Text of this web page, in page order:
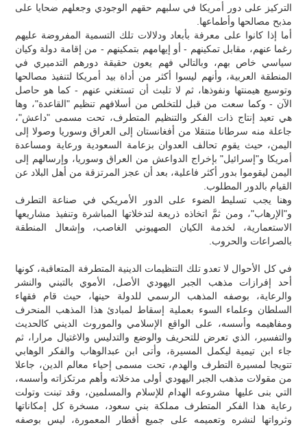
التركيز على دور أمريكا في سلبهم حقهم الوجودي وجعلهم ضحايا على
مذبح مصالحها وأطماعها.
أما إذا كانوا على معرفة بأبعاد ودلالات تلك التسمية المفروضة عليهم
رغما عنهم، مقابل تمكينهم - أو إيهامهم بتمكينهم - من إقامة دولة وكيان
سياسي خاص بهم، وبالتالي فهم يعون حقيقة دورهم التدميري في
المنطقة العربية، وأنهم ليسوا أكثر من أداة بيد أمريكا لتنفيذ مصالحها
وتوسيع هيمنتها ونفوذها، ثم لا تلبث أن تستغني عنهم - كما هو حاصل
الآن - وكما سعت من قبل للتخلص من أسلافهم تنظيم "القاعدة"، وها
هي تعيد إنتاج ذات الفكر والتنظيم المتطرف، تحت مسمى "داعش"،
جاعلة منه سرطانا متنقلا من أفغانستان إلى العراق وسوريا وصولا إلى
اليمن، حيث يقوم تحالف العدوان بزعامة السعودية ورعاية ومساعدة
أمريكا و"إسرائيل" بإخراج الدواعش من العراق وسوريا، وإرسالهم إلى
اليمن ليقوموا بدور أكثر فاعلية، بعد أن عجز المرتزقة من أهل البلاد عن
القيام بالدور المطلوب.
وهنا يجب تسليط الضوء على الدور الأمريكي في صناعة التطرف
و"الإرهاب"، ومن ثمَّ اتخاذه ذريعة لتدخلاتها المباشرة وتنفيذ مشاريعها
الاستعمارية، لخدمة الكيان الصهيوني الغاصب، وإشعال المنطقة
بالصراعات والحروب.
في كل الأحوال لا تعدو تلك التنظيمات الدينية المتطرفة المتعاقبة، كونها
أحد إفرازات مذهب الجبر اليهودي الأصل، الأموي بالتبني والنشر
والرعاية، بوصفه المذهب الرسمي للدولة حينها، حيث قام فقهاء
السلطان وعلماء السوء بعملية إسقاط لمبادئ هذا المذهب المنحرف
ومفاهيمه وأسسه، على الواقع الإسلامي والموروث الديني كالحديث
والتفسير، الذي تعرض للتحريف والوضع والتدليس والاغتيال مرارا، ثم
جاء ابن تيمية ليكمل المسيرة، وأتى ابن عبدالوهاب والفكر الوهابي
تتويجا لمسيرة التطرف والهدم، تحت مسمى إحياء معالم الدين، جاعلا
من مقولات مذهب الجبر اليهودي أولى مدخلاته وأهم مرتكزاته وأسسه،
التي بنى عليها مشروعه الهدام للإسلام والمسلمين، وقد تبنت وتولت
رعاية هذا الفكر المتطرف مملكة بني سعود، مسخرة كل إمكاناتها
وثرواتها لنشره وتعميمه على جميع أقطار المعمورة، ليس بوصفه